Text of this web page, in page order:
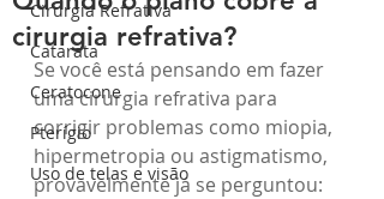
Cirurgia Refrativa
Catarata
Ceratocone
Pterígio
Uso de telas e visão
cirurgia refrativa?
Se você está pensando em fazer
uma cirurgia refrativa para
corrigir problemas como miopia,
hipermetropia ou astigmatismo,
provavelmente já se perguntou: